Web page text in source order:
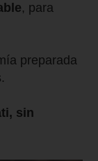
, para
preparada
sin